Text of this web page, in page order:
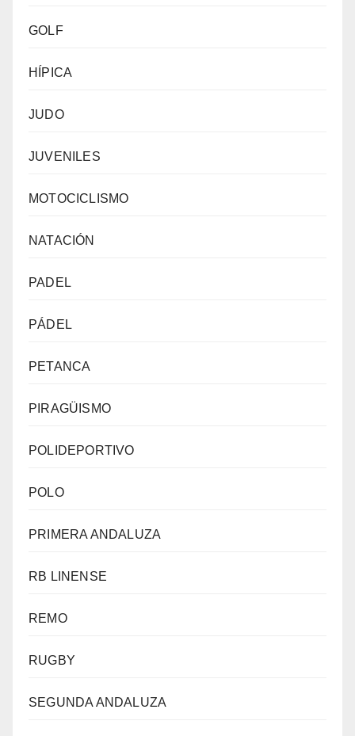
GOLF
HÍPICA
JUDO
JUVENILES
MOTOCICLISMO
NATACIÓN
PADEL
PÁDEL
PETANCA
PIRAGÜISMO
POLIDEPORTIVO
POLO
PRIMERA ANDALUZA
RB LINENSE
REMO
RUGBY
SEGUNDA ANDALUZA